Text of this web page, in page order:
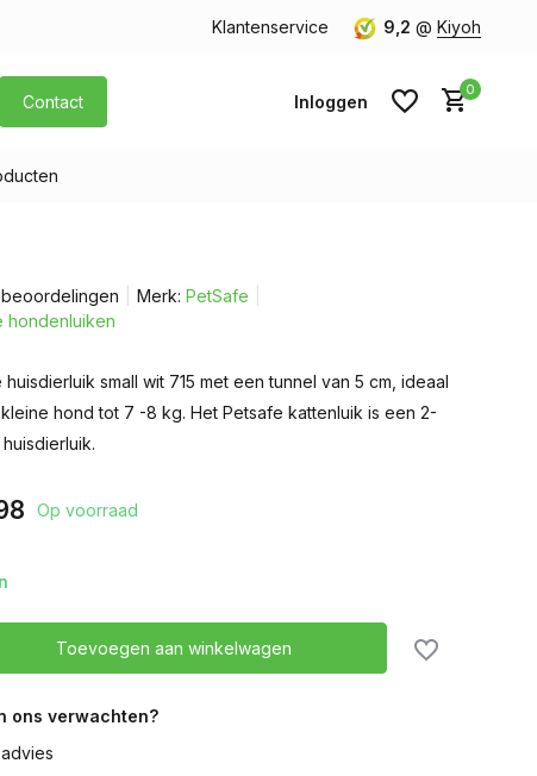
Klantenservice 9,2 @ Kiyoh
Contact Inloggen
0
Merk: PetSafe
hondenluiken
small wit 715 met een tunnel van 5 cm, ideaal
hond tot 7 -8 kg. Het Petsafe kattenluik is een 2-
Op voorraad
Toevoegen aan winkelwagen
ons verwachten?